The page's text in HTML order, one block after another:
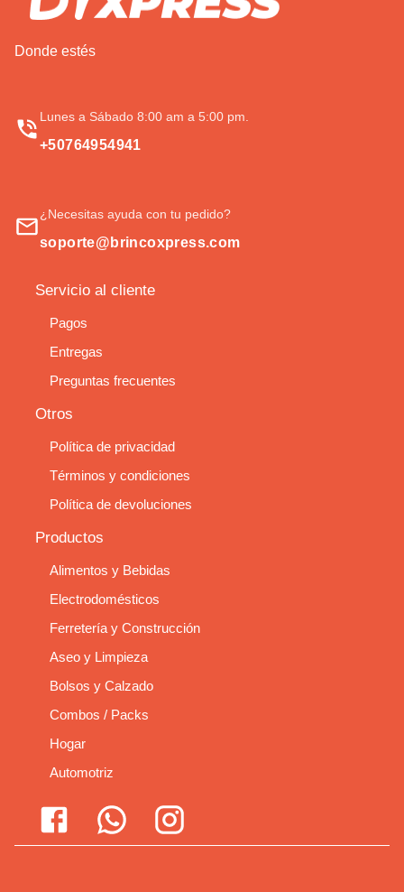
Donde estés
Lunes a Sábado 8:00 am a 5:00 pm.
+50764954941
¿Necesitas ayuda con tu pedido?
soporte@brincoxpress.com
Servicio al cliente
Pagos
Entregas
Preguntas frecuentes
Otros
Política de privacidad
Términos y condiciones
Política de devoluciones
Productos
Alimentos y Bebidas
Electrodomésticos
Ferretería y Construcción
Aseo y Limpieza
Bolsos y Calzado
Combos / Packs
Hogar
Automotriz